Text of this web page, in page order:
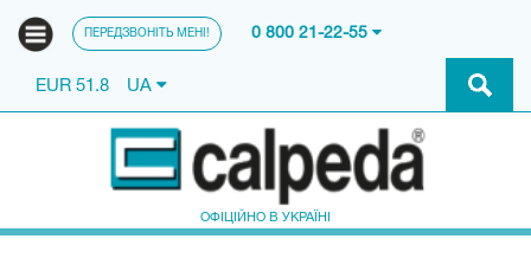
ПЕРЕДЗВОНІТЬ МЕНІ! 0 800 21-22-55
EUR 51.8 UA
ОФІЦІЙНО В УКРАЇНІ